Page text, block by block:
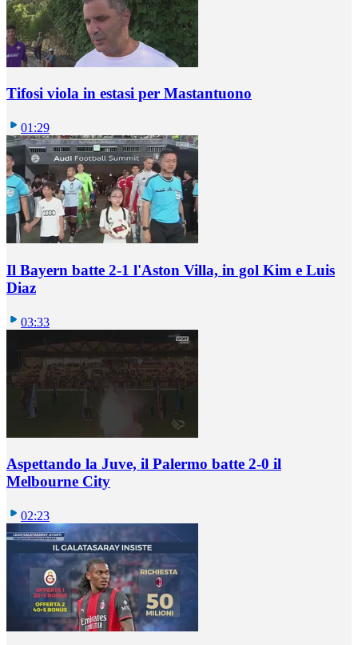
Tifosi viola in estasi per Mastantuono
01:29
Il Bayern batte 2-1 l'Aston Villa, in gol Kim e Luis
Diaz
03:33
Aspettando la Juve, il Palermo batte 2-0 il
Melbourne City
02:23